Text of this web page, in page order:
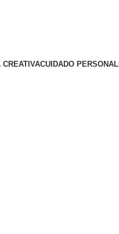
CREATIVACUIDADO PERSONAL